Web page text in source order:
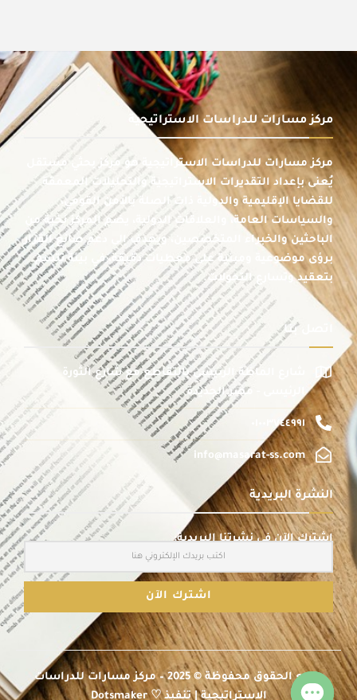
مركز مسارات للدراسات الاستراتيجية
مركز مسارات للدراسات الاستراتيجية هو مركز بحثي مستقل
يُعنى بإعداد التقديرات الاستراتيجية والتحليلات المعمقة
للقضايا الإقليمية والدولية ذات الصلة بالأمن القومي،
والسياسات العامة، والعلاقات الدولية، يضم المركز نخبة من
الباحثين والخبراء المتخصصين، ويهدف إلى دعم صانع القرار
برؤى موضوعية ومبنية على معطيات دقيقة، في بيئة تتسم
بتعقيد وتسارع التحولات.
اتصل بنا
شارع الماظة الرئيسى بالتقاطع مع شارع الثورة
الرئيسى - مصر الجديدة
٠١٠٠٣٧٤٤٩٩١
info@masarat-ss.com
النشرة البريدية
اشترك الآن في نشرتنا البريدية:
جميع الحقوق محفوظة © 2025 – مركز مسارات للدراسات
الاستراتيجية | تنفيذ ♡ Dotsmaker